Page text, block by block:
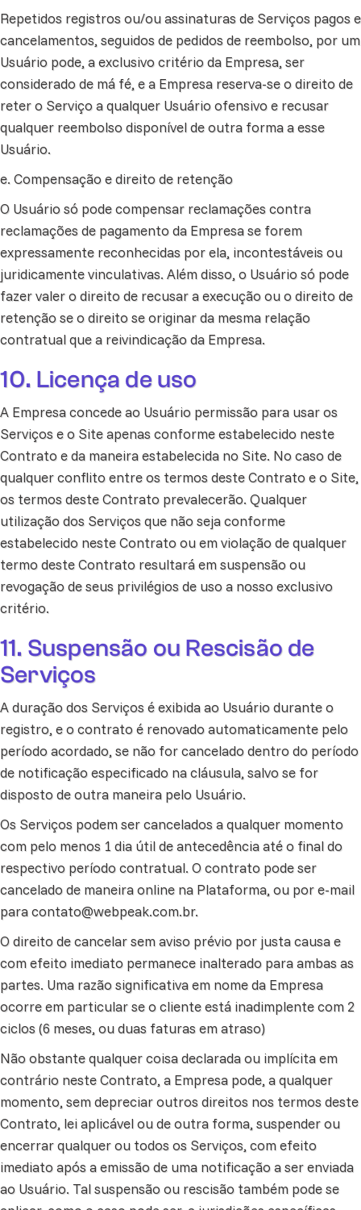
Repetidos registros ou/ou assinaturas de Serviços pagos e
cancelamentos, seguidos de pedidos de reembolso, por um
Usuário pode, a exclusivo critério da Empresa, ser
considerado de má fé, e a Empresa reserva-se o direito de
reter o Serviço a qualquer Usuário ofensivo e recusar
qualquer reembolso disponível de outra forma a esse
Usuário.
e. Compensação e direito de retenção
O Usuário só pode compensar reclamações contra
reclamações de pagamento da Empresa se forem
expressamente reconhecidas por ela, incontestáveis ou
juridicamente vinculativas. Além disso, o Usuário só pode
fazer valer o direito de recusar a execução ou o direito de
retenção se o direito se originar da mesma relação
contratual que a reivindicação da Empresa.
10. Licença de uso
A Empresa concede ao Usuário permissão para usar os
Serviços e o Site apenas conforme estabelecido neste
Contrato e da maneira estabelecida no Site. No caso de
qualquer conflito entre os termos deste Contrato e o Site,
os termos deste Contrato prevalecerão. Qualquer
utilização dos Serviços que não seja conforme
estabelecido neste Contrato ou em violação de qualquer
termo deste Contrato resultará em suspensão ou
revogação de seus privilégios de uso a nosso exclusivo
critério.
11. Suspensão ou Rescisão de
Serviços
A duração dos Serviços é exibida ao Usuário durante o
registro, e o contrato é renovado automaticamente pelo
período acordado, se não for cancelado dentro do período
de notificação especificado na cláusula, salvo se for
disposto de outra maneira pelo Usuário.
Os Serviços podem ser cancelados a qualquer momento
com pelo menos 1 dia útil de antecedência até o final do
respectivo período contratual. O contrato pode ser
cancelado de maneira online na Plataforma, ou por e-mail
paracontato@webpeak.com.br.
O direito de cancelar sem aviso prévio por justa causa e
com efeito imediato permanece inalterado para ambas as
partes. Uma razão significativa em nome da Empresa
ocorre em particular se o cliente está inadimplente com 2
ciclos (6 meses, ou duas faturas em atraso)
Não obstante qualquer coisa declarada ou implícita em
contrário neste Contrato, a Empresa pode, a qualquer
momento, sem depreciar outros direitos nos termos deste
Contrato, lei aplicável ou de outra forma, suspender ou
encerrar qualquer ou todos os Serviços, com efeito
imediato após a emissão de uma notificação a ser enviada
ao Usuário. Tal suspensão ou rescisão também pode se